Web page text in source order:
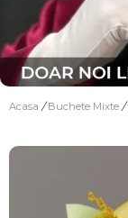
Acasa / Buchete Mixte /